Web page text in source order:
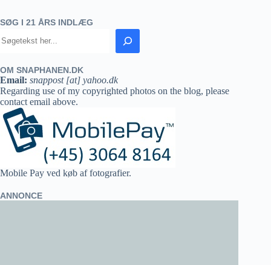
SØG I 21 ÅRS INDLÆG
OM SNAPHANEN.DK
Email: snappost [at] yahoo.dk
Regarding use of my copyrighted photos on the blog, please
contact email above.
Mobile Pay ved køb af fotografier.
ANNONCE